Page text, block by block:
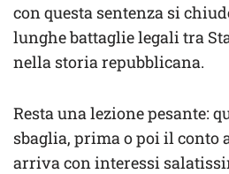
con questa sentenza si
lunghe battaglie legali tra
nella storia repubblicana.
Resta una lezione pesante:
sbaglia, prima o poi il conto
arriva con interessi